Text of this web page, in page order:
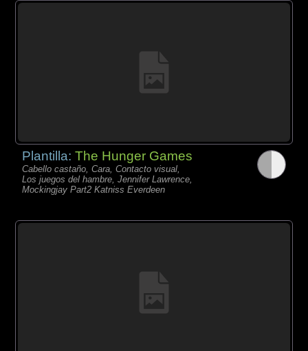
Plantilla:The Hunger Games
Cabello castaño, Cara, Contacto visual,
Los juegos del hambre, Jennifer Lawrence,
Mockingjay Part2 Katniss Everdeen